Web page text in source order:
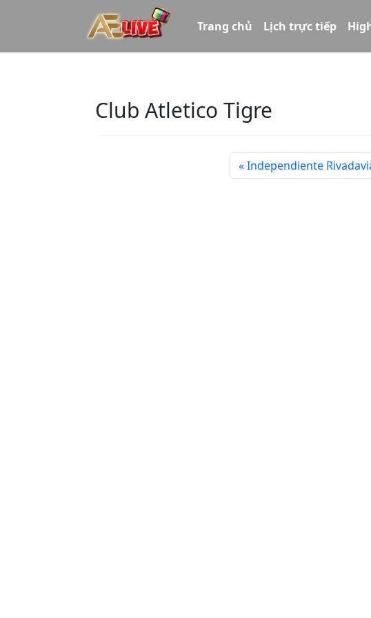
Trang chủ Lịch trực tiếp
Club Atletico Tigre
Independiente